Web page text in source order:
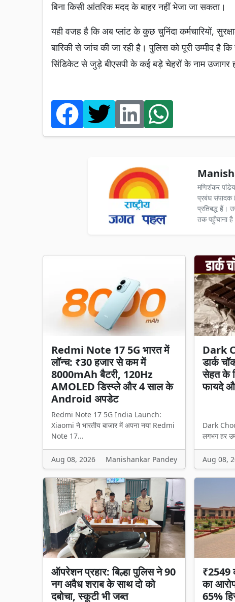
बिना किसी आंतरिक मदद के बाहर नहीं भेजा जा सकता।
यही वजह है कि अब प्लांट के कुछ चुनिंदा कर्मचारियों,
बारिकी से जांच की जा रही है। पुलिस को पूरी उम्मीद है
सिंडिकेट से जुड़े बीएसपी के कई बड़े चेहरों के नाम उजागर
मणिशंकर
प्रबंध संपादक
प्रतिबद्ध हैं।
तक पहुँचाना
Redmi Note 17 5G भारत में
लॉन्च: ₹30 हजार से कम में
8000mAh बैटरी, 120Hz
AMOLED डिस्प्ले और 4 साल के
Android अपडेट
Redmi Note 17 5G India Launch:
Xiaomi ने भारतीय बाजार में अपना नया Redmi
Note 17...
Aug 08, 2026 Manishankar Pandey
Dark
डार्क
सेहत के
फायदे
Dark
लगभग हर
Aug 08,
ऑपरेशन प्रहार: बिल्हा पुलिस ने 90
नग अवैध शराब के साथ दो को
दबोचा, स्कूटी भी जब्त
₹2549
का
65%